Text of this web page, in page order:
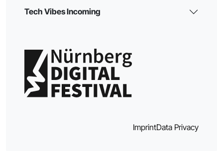
Tech Vibes Incoming
ImprintData Privacy